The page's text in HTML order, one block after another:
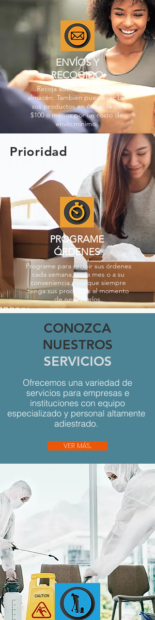
ENVÍOS Y
RECOGIDO
Recoja además en nuestro
almacén. También puede recibir
sus productos en órdenes de
$100 o menos por un costo de
envío mínimo.
Prioridad
PROGRAME
ÓRDENES
Programe para recibir sus órdenes
cada semana, cada mes o a su
conveniencia para que siempre
tenga sus productos al momento
de necesitarlos.
CONOZCA
NUESTROS
SERVICIOS
Ofrecemos una variedad de
servicios para empresas e
instituciones con equipo
especializado y personal altamente
adiestrado.
VER MÁS...